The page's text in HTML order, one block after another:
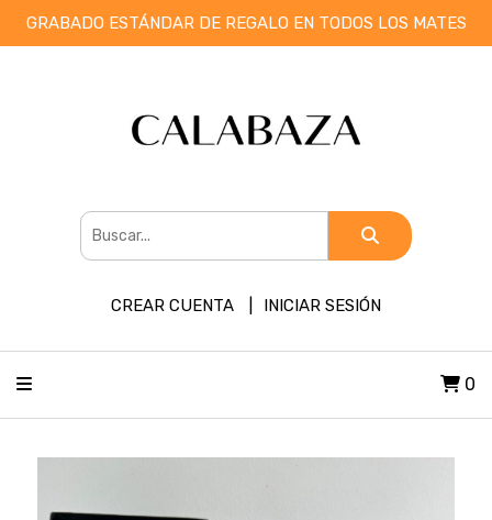
GRABADO ESTÁNDAR DE REGALO EN TODOS LOS MATES
CREAR CUENTA INICIAR SESIÓN
0